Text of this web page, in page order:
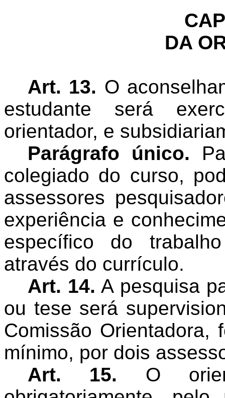
DA
Art. 13. O
estudante será
orientador, e
Parágrafo único.
colegiado do curso,
assessores
experiência e
específico do
através do currículo.
Art. 14. A pesquisa
ou tese será
Comissão Orientadora,
mínimo, por dois
Art. 15. O